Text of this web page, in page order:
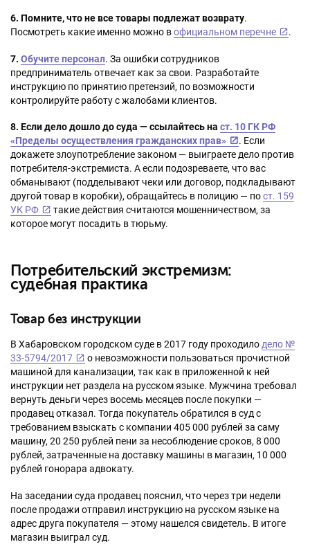
6. Помните, что не все товары подлежат возврату.
Посмотреть какие именно можно вофициальном перечне .
7. Обучите персонал. За ошибки сотрудников
предприниматель отвечает как за свои. Разработайте
инструкцию по принятию претензий, по возможности
контролируйте работу с жалобами клиентов.
8. Если дело дошло до суда — ссылайтесь на ст. 10 ГК РФ
«Пределы осуществления гражданских прав»
. Если
докажете злоупотребление законом — выиграете дело против
потребителя-экстремиста. А если подозреваете, что вас
обманывают (подделывают чеки или договор, подкладывают
другой товар в коробки), обращайтесь в полицию — пост. 159
УК РФ
такие действия считаются мошенничеством, за
которое могут посадить в тюрьму.
Потребительский экстремизм:
судебная практика
Товар без инструкции
В Хабаровском городском суде в 2017 году проходило дело №
33-5794/2017
о невозможности пользоваться прочистной
машиной для канализации, так как в приложенной к ней
инструкции нет раздела на русском языке. Мужчина требовал
вернуть деньги через восемь месяцев после покупки —
продавец отказал. Тогда покупатель обратился в суд с
требованием взыскать с компании 405 000 рублей за саму
машину, 20 250 рублей пени за несоблюдение сроков, 8 000
рублей, затраченные на доставку машины в магазин, 10 000
рублей гонорара адвокату.
На заседании суда продавец пояснил, что через три недели
после продажи отправил инструкцию на русском языке на
адрес друга покупателя — этому нашелся свидетель. В итоге
магазин выиграл суд.